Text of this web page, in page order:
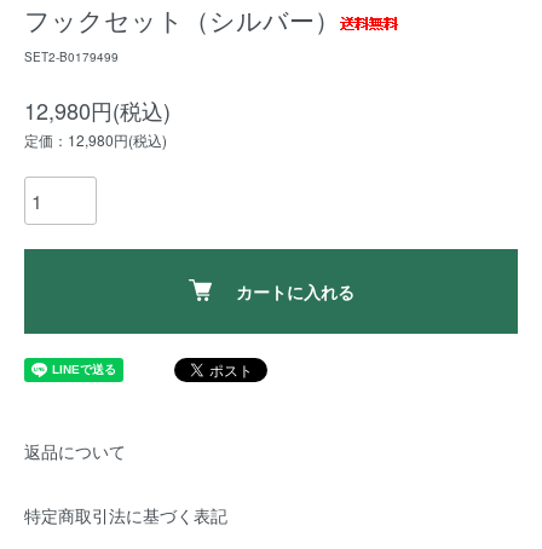
フックセット（シルバー）
SET2-B0179499
12,980円(税込)
定価：12,980円(税込)
カートに入れる
返品について
特定商取引法に基づく表記